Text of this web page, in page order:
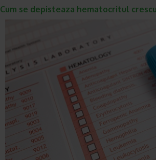
Cum se depisteaza hematocritul